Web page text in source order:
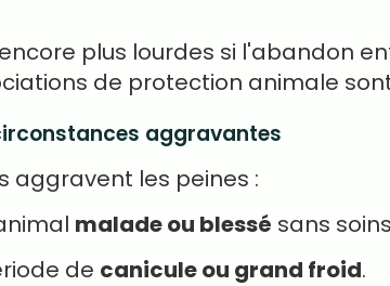
plus lourdes si l'abandon
de protection animale
aggravantes
aggravent les peines :
malade ou blessé sans
de canicule ou grand froid.